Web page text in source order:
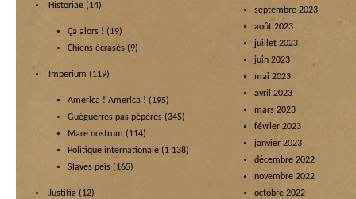
Historiae (14)
Ça alors ! (19)
Chiens écrasés (9)
Imperium (119)
America ! America ! (195)
Guéguerres pas pépères (345)
Mare nostrum (114)
Politique internationale (1 138)
Slaves peïs (165)
Justitia (12)
septembre 2023
août 2023
juillet 2023
juin 2023
mai 2023
avril 2023
mars 2023
février 2023
janvier 2023
décembre 2022
novembre 2022
octobre 2022